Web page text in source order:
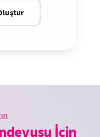
İçin